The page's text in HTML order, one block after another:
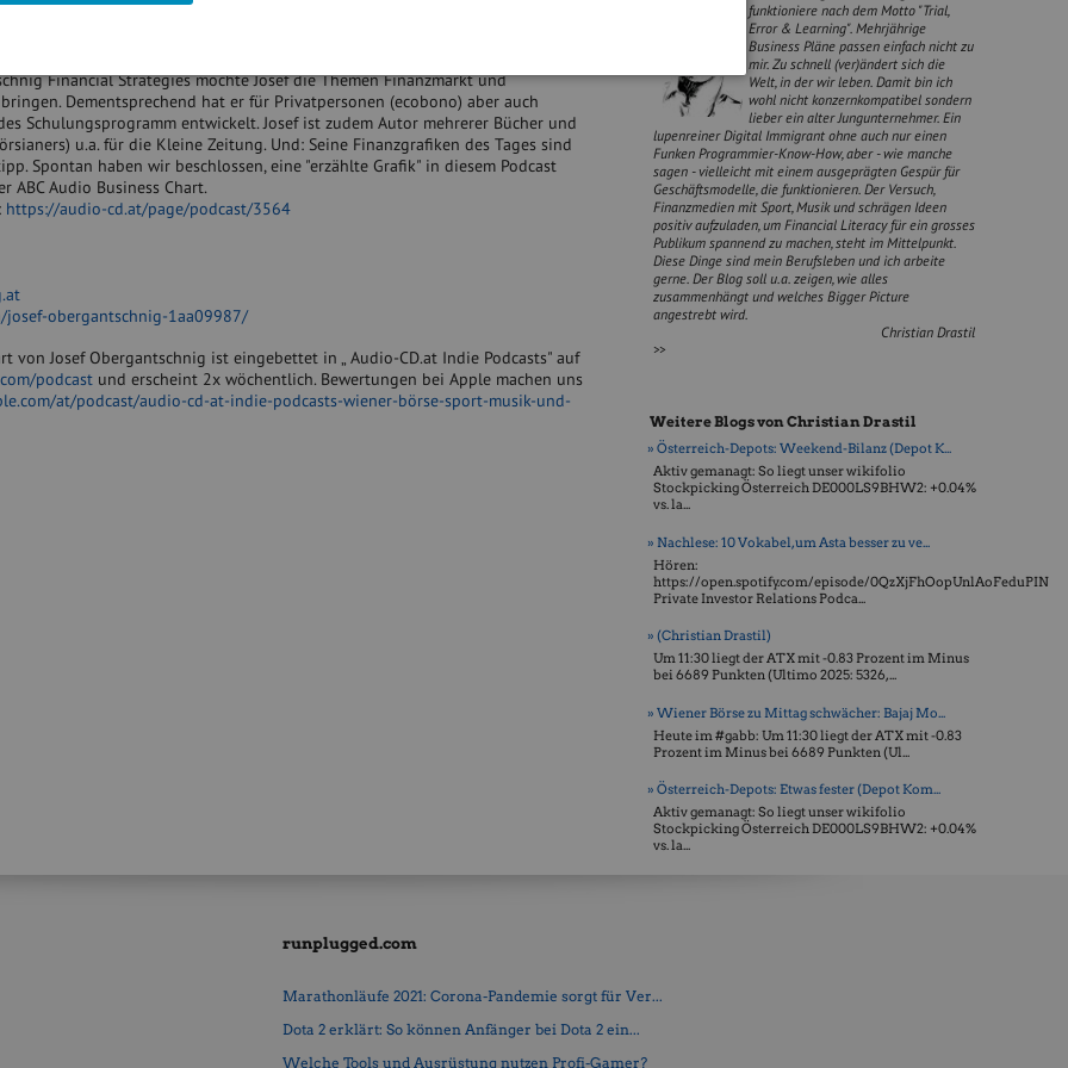
Financial Strategies möchte Josef die Themen Finanzmarkt und
Dementsprechend hat er für Privatpersonen (ecobono) aber auch
Schulungsprogramm entwickelt. Josef ist zudem Autor mehrerer Bücher und
u.a. für die Kleine Zeitung. Und: Seine Finanzgrafiken des Tages sind
Spontan haben wir beschlossen, eine "erzählte Grafik" in diesem Podcast
ABC Audio Business Chart.
https://audio-cd.at/page/podcast/3564
obergantschnig-1aa09987/
von Josef Obergantschnig ist eingebettet in „ Audio-CD.at Indie Podcasts" auf
podcastund erscheint 2x wöchentlich. Bewertungen bei Apple machen uns
at/podcast/audio-cd-at-indie-podcasts-wiener-börse-sport-musik-und-
funktioniere nach dem Motto "Trial,
Error & Learning". Mehrjährige
Business Pläne passen einfach nicht zu
mir. Zu schnell (ver)ändert sich die
Welt, in der wir leben. Damit bin ich
wohl nicht konzernkompatibel sondern
lieber ein alter Jungunternehmer. Ein
lupenreiner Digital Immigrant ohne auch nur einen
Funken Programmier-Know-How, aber - wie manche
sagen - vielleicht mit einem ausgeprägten Gespür für
Geschäftsmodelle, die funktionieren. Der Versuch,
Finanzmedien mit Sport, Musik und schrägen Ideen
positiv aufzuladen, um Financial Literacy für ein grosses
Publikum spannend zu machen, steht im Mittelpunkt.
Diese Dinge sind mein Berufsleben und ich arbeite
gerne. Der Blog soll u.a. zeigen, wie alles
zusammenhängt und welches Bigger Picture
angestrebt wird.
Christian Drastil
>>
Weitere Blogs von Christian Drastil
» Österreich-Depots: Weekend-Bilanz (Depot K...
Aktiv gemanagt: So liegt unser wikifolio
Stockpicking Öster­reich DE000LS9BHW2: +0.04%
vs. la...
» Nachlese: 10 Vokabel, um Asta besser zu ve...
Hören:
https://open.spotify.com/episode/0QzXjFhOopUnlAoFeduPIN
Private Investor Relations Podca...
» (Christian Drastil)
Um 11:30 liegt der ATX mit -0.83 Prozent im Minus
bei 6689 Punkten (Ultimo 2025: 5326, ...
» Wiener Börse zu Mittag schwächer: Bajaj Mo...
Heute im #gabb: Um 11:30 liegt der ATX mit -0.83
Prozent im Minus bei 6689 Punkten (Ul...
» Österreich-Depots: Etwas fester (Depot Kom...
Aktiv gemanagt: So liegt unser wikifolio
Stockpicking Öster­reich DE000LS9BHW2: +0.04%
vs. la...
runplugged.com
Marathonläufe 2021: Corona-Pandemie sorgt für Ver...
Dota 2 erklärt: So können Anfänger bei Dota 2 ein...
Welche Tools und Ausrüstung nutzen Profi-Gamer?